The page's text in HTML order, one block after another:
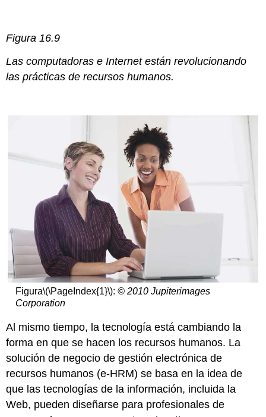
Figura 16.9
Las computadoras e Internet están revolucionando
las prácticas de recursos humanos.
Figura\(\PageIndex{1}\): © 2010 Jupiterimages
Corporation
Al mismo tiempo, la tecnología está cambiando la
forma en que se hacen los recursos humanos. La
solución de negocio de gestión electrónica de
recursos humanos (e-HRM) se basa en la idea de
que las tecnologías de la información, incluida la
Web, pueden diseñarse para profesionales de